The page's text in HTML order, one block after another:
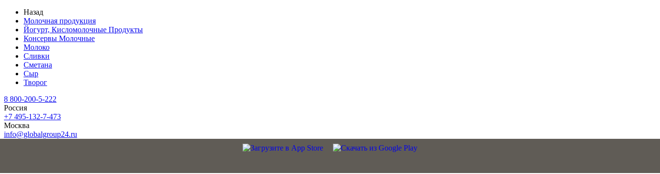
Назад
Молочная продукция
Йогурт, Кисломолочные Продукты
Консервы Молочные
Молоко
Сливки
Сметана
Сыр
Творог
8 800-200-5-222
Россия
+7 495-132-7-473
Москва
info@globalgroup24.ru